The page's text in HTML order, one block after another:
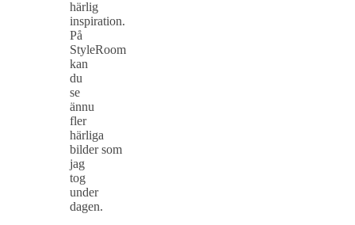
härlig
inspiration.
På
StyleRoom
kan
du
se
ännu
fler
härliga
bilder som
jag
tog
under
dagen.